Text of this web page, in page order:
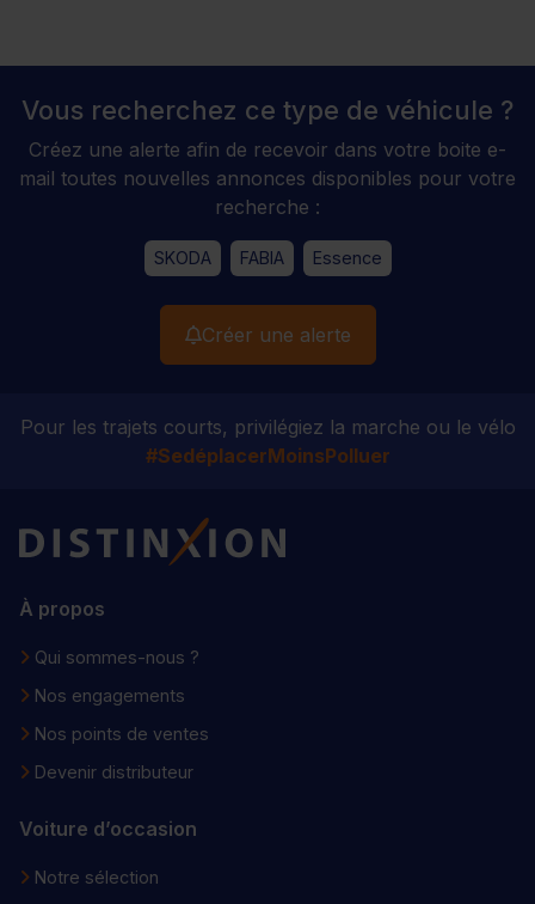
Vous recherchez ce type de véhicule ?
Créez une alerte afin de recevoir dans votre boite e-
mail toutes nouvelles annonces disponibles pour votre
recherche :
SKODA FABIA Essence
Créer une alerte
Pour les trajets courts, privilégiez la marche ou le vélo
#SedéplacerMoinsPolluer
Distinxion
À propos
Qui sommes-nous ?
Nos engagements
Nos points de ventes
Devenir distributeur
Voiture d’occasion
Notre sélection